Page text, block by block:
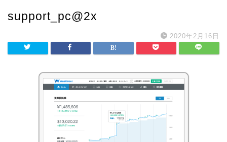
support_pc@2x
2020年2月16日